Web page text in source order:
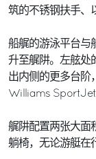
筑的不锈钢扶手、
船艉的游泳平台与
升至艉阱。左舷处
出内侧的更多台阶
Williams SportJet
艉阱配置两张大面
躺椅，无论游艇在